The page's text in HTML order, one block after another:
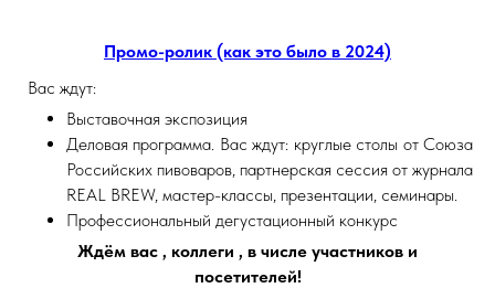
Промо-ролик (как это было в 2024)
Вас ждут:
Выставочная экспозиция
Деловая программа. Вас ждут: круглые столы от Союза
Российских пивоваров, партнерская сессия от журнала
REAL BREW, мастер-классы, презентации, семинары.
Профессиональный дегустационный конкурс
Ждём вас , коллеги , в числе участников и
посетителей!